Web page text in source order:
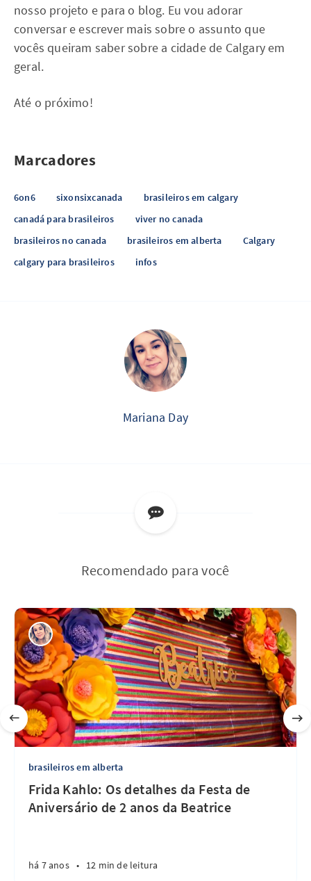
nosso projeto e para o blog. Eu vou adorar
conversar e escrever mais sobre o assunto que
vocês queiram saber sobre a cidade de Calgary em
geral.
Até o próximo!
Marcadores
6on6 sixonsixcanada
brasileiros em calgary
canadá para brasileiros
viver no canada
brasileiros no canada
brasileiros em alberta
Calgary
calgary para brasileiros
infos
Mariana Day
Recomendado para você
brasileiros em alberta
Frida Kahlo: Os detalhes da Festa de
Aniversário de 2 anos da Beatrice
há 7 anos • 12 min de leitura